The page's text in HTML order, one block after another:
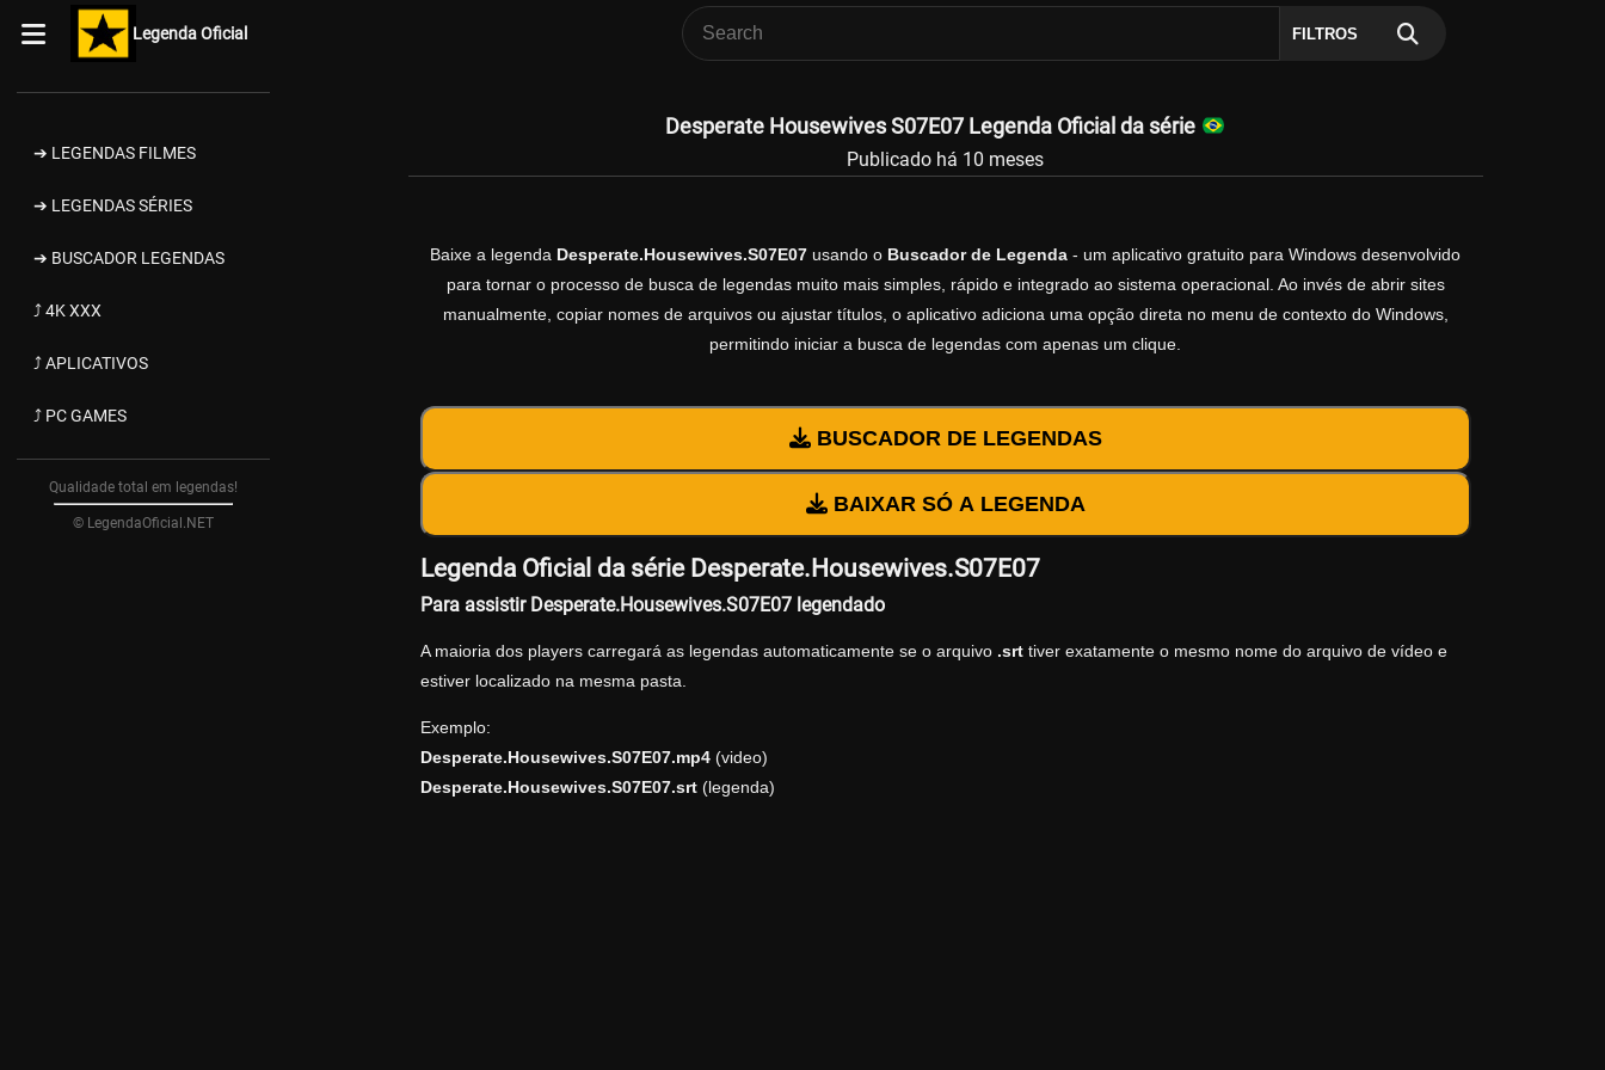
Legenda Oficial FILTROS
➔ LEGENDAS FILMES
➔ LEGENDAS SÉRIES
➔ BUSCADOR LEGENDAS
⤴ 4K XXX
⤴ APLICATIVOS
⤴ PC GAMES
Qualidade total em legendas!
© LegendaOficial.NET
Desperate Housewives S07E07 Legenda Oficial da série
Publicado há 10 meses
Baixe a legenda Desperate.Housewives.S07E07 usando o Buscador de Legenda - um aplicativo gratuito para Windows desenvolvido
para tornar o processo de busca de legendas muito mais simples, rápido e integrado ao sistema operacional. Ao invés de abrir sites
manualmente, copiar nomes de arquivos ou ajustar títulos, o aplicativo adiciona uma opção direta no menu de contexto do Windows,
permitindo iniciar a busca de legendas com apenas um clique.
BUSCADOR DE LEGENDAS
BAIXAR SÓ A LEGENDA
Legenda Oficial da série Desperate.Housewives.S07E07
Para assistir Desperate.Housewives.S07E07 legendado
A maioria dos players carregará as legendas automaticamente se o arquivo .srttiver exatamente o mesmo nome do arquivo de vídeo e
estiver localizado na mesma pasta.
Exemplo:
Desperate.Housewives.S07E07.mp4(video)
Desperate.Housewives.S07E07.srt(legenda)